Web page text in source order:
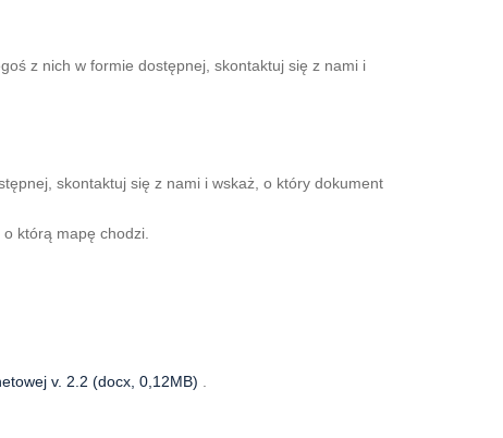
z nich w formie dostępnej, skontaktuj się z nami i
skontaktuj się z nami i wskaż, o który dokument
którą mapę chodzi.
v. 2.2 (docx, 0,12MB)